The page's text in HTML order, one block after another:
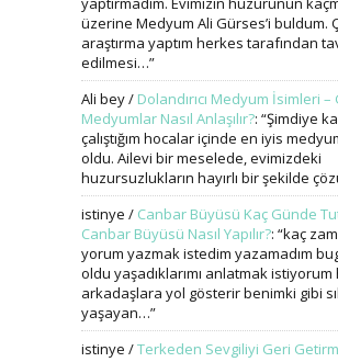
üzerine Medyum Ali Gürses’i buldum.
araştırma yaptım herkes tarafından
edilmesi…”
Ali bey/ Dolandırıcı Medyum İsimleri
Medyumlar Nasıl Anlaşılır?: “Şimdiye
çalıştığım hocalar içinde en iyis
oldu. Ailevi bir meselede, evimizdeki
huzursuzlukların hayırlı bir şekilde
istinye / Canbar Büyüsü Kaç Günde
Canbar Büyüsü Nasıl Yapılır?: “kaç
yorum yazmak istedim yazamadım
oldu yaşadıklarımı anlatmak istiyorum
arkadaşlara yol gösterir benimki gibi
yaşayan…”
istinye /Terkeden Sevgiliyi Geri